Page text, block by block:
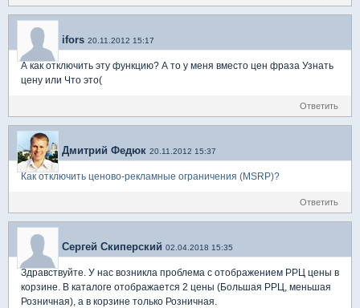
ifors 20.11.2012 15:17
А как отключить эту функцию? А то у меня вместо цен фраза Узнать
цену или Что это(
Ответить
Дмитрий Федюк 20.11.2012 15:37
Как отключить ценово-рекламные ограничения (MSRP)?
Ответить
Сергей Скиперский 02.04.2018 15:35
Здравствуйте. У нас возникла проблема с отображением РРЦ цены в
корзине. В каталоге отображается 2 цены (Большая РРЦ, меньшая
Розничная), а в корзине только Розничная.